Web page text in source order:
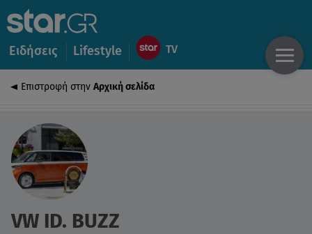
Ειδήσεις Lifestyle
Επιστροφή στην Αρχική σελίδα
VW ID. BUZZ